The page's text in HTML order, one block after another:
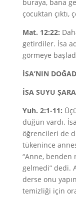
buraya, bana
çocuktan çıktı,
Mat. 12:22:
getirdiler. İsa
görmeye
İSA’NIN
İSA SUYU
Yuh. 2:1-11:
düğün vardı.
öğrencileri de
tükenince
“Anne, benden
gelmedi” dedi.
derse onu
temizliği için